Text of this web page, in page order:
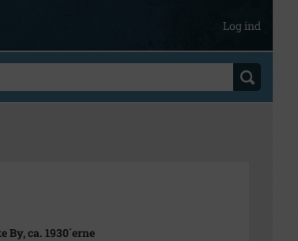
Log ind
ca. 1930´erne